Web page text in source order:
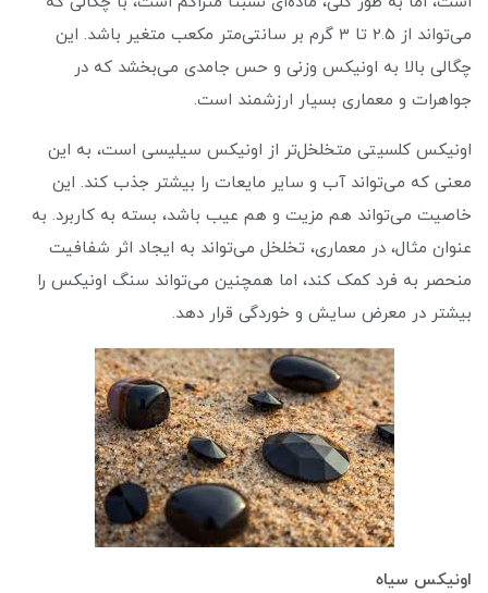
می‌تواند از 2.5 تا 3 گرم بر سانتی‌متر مکعب متغیر باشد. این
چگالی بالا به اونیکس وزنی و حس جامدی می‌بخشد که در
جواهرات و معماری بسیار ارزشمند است.
اونیکس کلسیتی متخلخل‌تر از اونیکس سیلیسی است، به این
معنی که می‌تواند آب و سایر مایعات را بیشتر جذب کند. این
خاصیت می‌تواند هم مزیت و هم عیب باشد، بسته به کاربرد. به
عنوان مثال، در معماری، تخلخل می‌تواند به ایجاد اثر شفافیت
منحصر به فرد کمک کند، اما همچنین می‌تواند سنگ اونیکس را
بیشتر در معرض سایش و خوردگی قرار دهد.
اونیکس سیاه